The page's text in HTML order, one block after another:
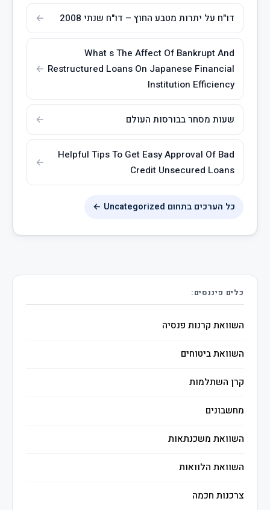
דו"ח על יתרות מטבע החוץ – דו"ח שנתי 2008
What s The Affect Of Bankrupt And
Restructured Loans On Japanese Financial
Institution Efficiency
שעות מסחר בבורסות העולם
Helpful Tips To Get Easy Approval Of Bad
Credit Unsecured Loans
כל הערכים בתחום Uncategorized ←
כלים פיננסים:
השוואת קרנות פנסיה
השוואת ביטוחים
קרן השתלמות
מחשבונים
השוואת משכנתאות
השוואת הלוואות
צרכנות חכמה